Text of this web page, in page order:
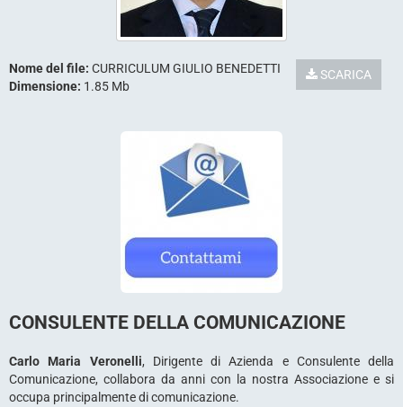
Nome del file: CURRICULUM GIULIO BENEDETTI
Dimensione: 1.85 Mb
SCARICA
CONSULENTE DELLA COMUNICAZIONE
Carlo Maria Veronelli, Dirigente di Azienda e Consulente della
Comunicazione, collabora da anni con la nostra Associazione e si
occupa principalmente di comunicazione.